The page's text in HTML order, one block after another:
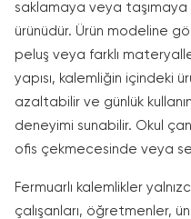
saklamaya veya taşımaya
ürünüdür. Ürün modeline
peluş veya farklı
yapısı, kalemliğin içindeki
azaltabilir ve günlük
deneyimi sunabilir. Okul
ofis çekmecesinde veya
Fermuarlı kalemlikler
çalışanları, öğretmenler,